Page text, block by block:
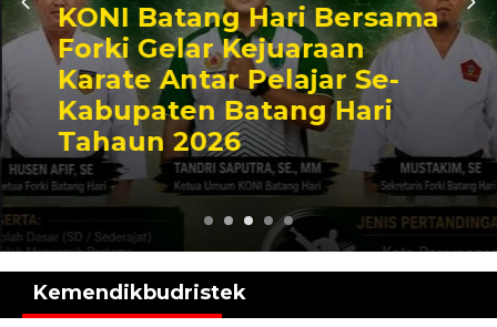
KONI Batang Hari Bersama
Forki Gelar Kejuaraan
Karate Antar Pelajar Se-
Kabupaten Batang Hari
Tahaun 2026
Kemendikbudristek